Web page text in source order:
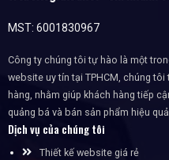
MST: 6001830967
Công ty chúng tôi tự hào là một
website uy tín tại TPHCM, chúng
hàng, nhằm giúp khách hàng tiếp
quảng bá và bán sản phẩm hiệu
Dịch vụ của chúng tôi
Thiết kế website giá rẻ